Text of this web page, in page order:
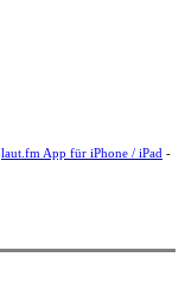
laut.fm App für iPhone / iPad -